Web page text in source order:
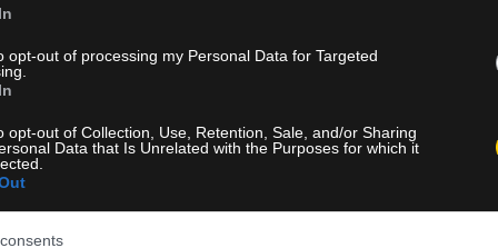
opt-out of processing my Personal Data for Targeted
opt-out of Collection, Use, Retention, Sale, and/or Sharing
Data that Is Unrelated with the Purposes for which it